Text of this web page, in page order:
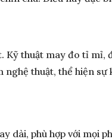
thuật may đo tỉ mỉ,
thuật, thể hiện
dài, phù hợp với mọi